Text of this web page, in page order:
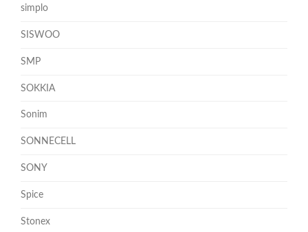
simplo
SISWOO
SMP
SOKKIA
Sonim
SONNECELL
SONY
Spice
Stonex